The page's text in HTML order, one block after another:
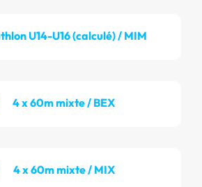
U14-U16 (calculé) / MIM
4 x 60m mixte / BEX
4 x 60m mixte / MIX